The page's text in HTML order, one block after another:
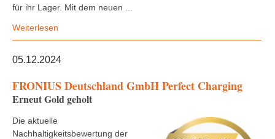
für ihr Lager. Mit dem neuen ...
Weiterlesen
05.12.2024
FRONIUS Deutschland GmbH Perfect Charging
Erneut Gold geholt
Die aktuelle
Nachhaltigkeitsbewertung der